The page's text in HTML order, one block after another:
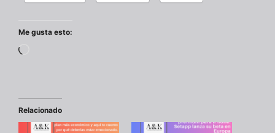
Me gusta esto:
Relacionado